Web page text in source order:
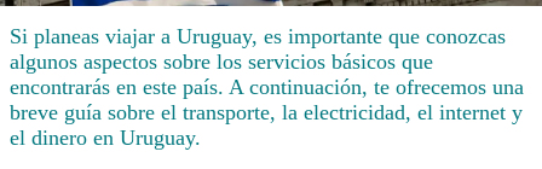
Si planeas viajar a Uruguay, es importante que conozcas
algunos aspectos sobre los servicios básicos que
encontrarás en este país. A continuación, te ofrecemos una
breve guía sobre el transporte, la electricidad, el internet y
el dinero en Uruguay.